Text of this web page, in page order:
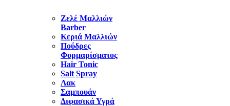
Ζελέ Μαλλιών
Barber
Κεριά Μαλλιών
Πούδρες
Φορμαρίσματος
Hair Tonic
Salt Spray
Λακ
Σαμπουάν
Διφασικά Υγρά